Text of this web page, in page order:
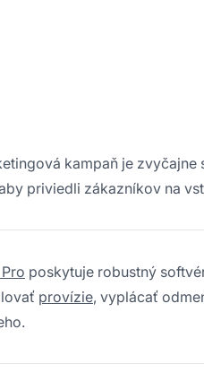
kampaň je
priviedli zákazníkov na
poskytuje robustný
provízie, vyplácať